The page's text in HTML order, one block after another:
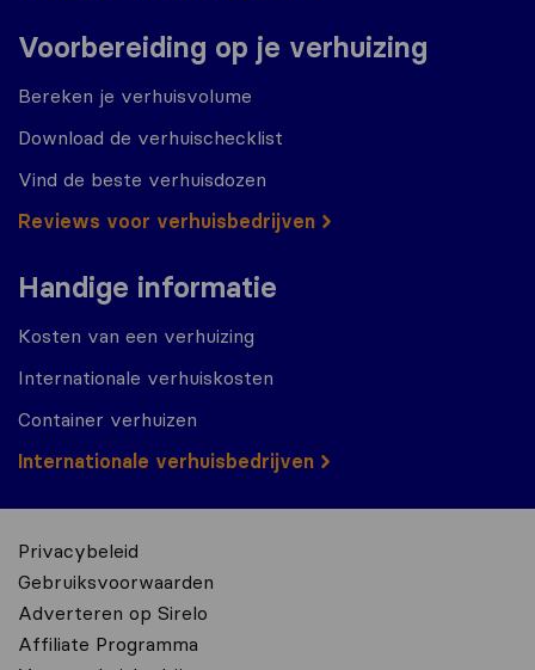
Voorbereiding op je verhuizing
Bereken je verhuisvolume
Download de verhuischecklist
Vind de beste verhuisdozen
Reviews voor verhuisbedrijven
Handige informatie
Kosten van een verhuizing
Internationale verhuiskosten
Container verhuizen
Internationale verhuisbedrijven
Privacybeleid
Gebruiksvoorwaarden
Adverteren op Sirelo
Affiliate Programma